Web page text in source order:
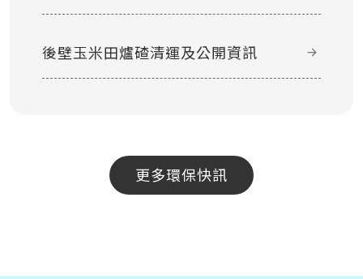
後壁玉米田爐碴清運及公開資訊
更多環保快訊